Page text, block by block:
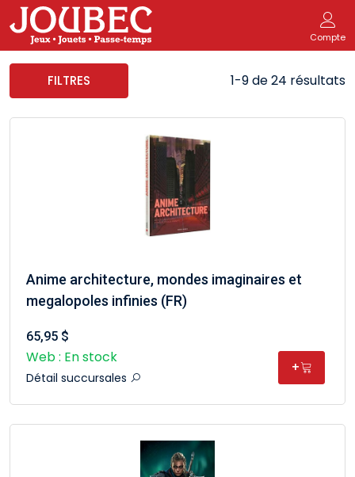
Compte
FILTRES 1-9 de 24 résultats
Anime architecture, mondes imaginaires et
megalopoles infinies (FR)
65,95 $
Web : En stock
Détail succursales
+